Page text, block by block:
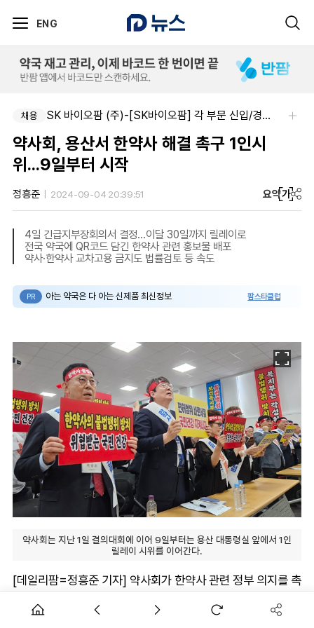
ENG
채용 SK 바이오팜 (주)-[SK바이오팜] 각 부문 신입/경력 구성원 영입
약사회, 용산서 한약사 해결 촉구 1인시
위...9일부터 시작
정흥준 2024-09-04 20:39:51 요약가
4일 긴급지부장회의서 결정...이달 30일까지 릴레이로
전국 약국에 QR코드 담긴 한약사 관련 홍보물 배포
약사·한약사 교차고용 금지도 법률검토 등 속도
PR 아는 약국은 다 아는 신제품 최신정보 팜스타클럽
약사회는 지난 1일 결의대회에 이어 9일부터는 용산 대통령실 앞에서 1인
릴레이 시위를 이어간다.
[데일리팜=정흥준 기자] 약사회가 한약사 관련 정부 의지를 촉